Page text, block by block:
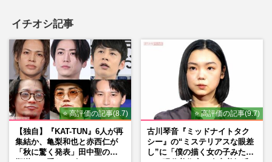
イチオシ記事
⭐ 高評価の記事(8.7)
【独自】『KAT-TUN』6人が再
集結か、亀梨和也と赤西仁が
「秋に驚く発表」田中聖の刑
⭐ 高評価の記事(9.7)
古川琴音『ミッドナイトタク
シー』の“ミステリアスな眼差
し”に「僕の描く女の子みた